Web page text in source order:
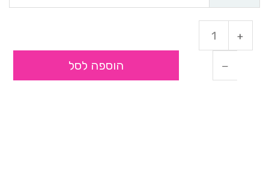
הוספה לסל